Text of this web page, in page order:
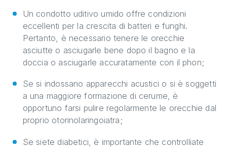
Un condotto uditivo umido offre condizioni
eccellenti per la crescita di batteri e funghi.
Pertanto, è necessario tenere le orecchie
asciutte o asciugarle bene dopo il bagno e la
doccia o asciugarle accuratamente con il phon;
Se si indossano apparecchi acustici o si è soggetti
a una maggiore formazione di cerume, è
opportuno farsi pulire regolarmente le orecchie dal
proprio otorinolaringoiatra;
Se siete diabetici, è importante che controlliate